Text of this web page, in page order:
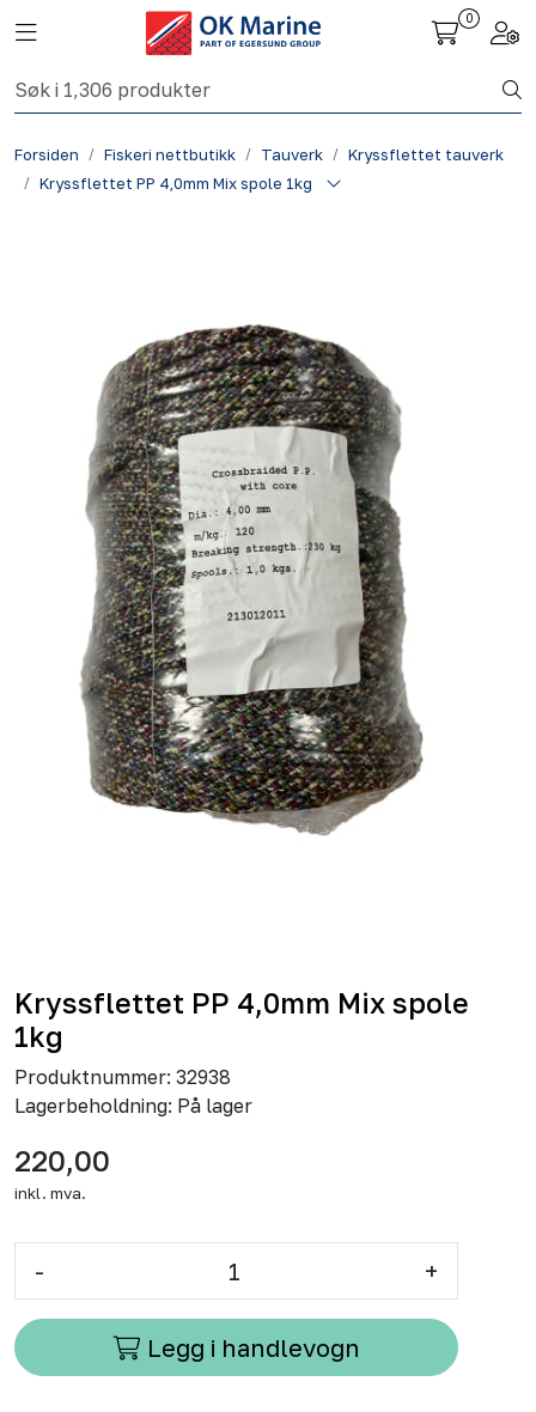
Skip to main content
Toggle navigation
0
Forsiden Fiskeri nettbutikk Tauverk
Kryssflettet tauverk
Kryssflettet PP 4,0mm Mix spole 1kg
Kryssflettet PP 4,0mm Mix spole
1kg
Produktnummer: 32938
Lagerbeholdning: På lager
220,00
inkl. mva.
- +
Legg i handlevogn
Fiskeri nettbutikk
Havbruk